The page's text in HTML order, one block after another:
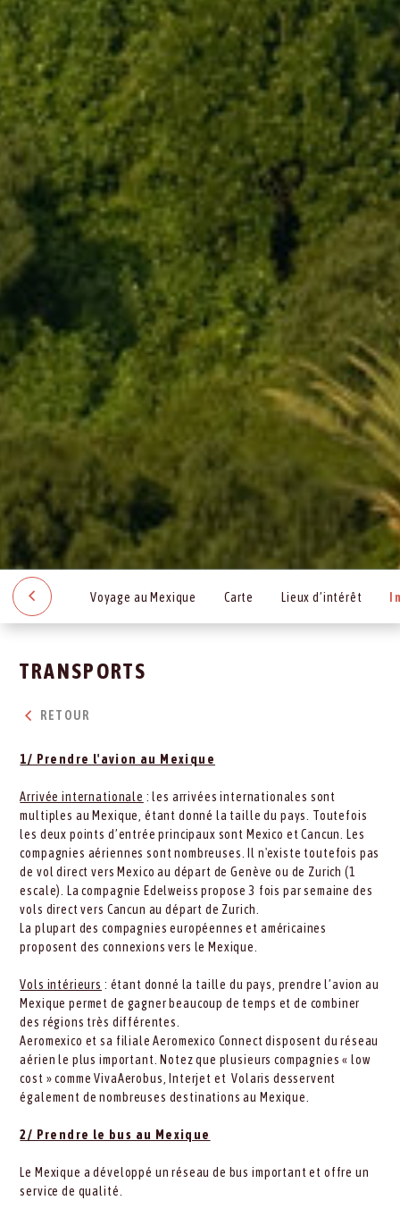
Voyage au Mexique Carte Lieux d’intérêt
TRANSPORTS
RETOUR
1/ Prendre l'avion au Mexique
Arrivée internationale : les arrivées internationales sont
multiples au Mexique, étant donné la taille du pays. Toutefois
les deux points d’entrée principaux sont Mexico et Cancun. Les
compagnies aériennes sont nombreuses. Il n'existe toutefois pas
de vol direct vers Mexico au départ de Genève ou de Zurich (1
escale). La compagnie Edelweiss propose 3 fois par semaine des
vols direct vers Cancun au départ de Zurich.
La plupart des compagnies européennes et américaines
proposent des connexions vers le Mexique.
Vols intérieurs : étant donné la taille du pays, prendre l’avion au
Mexique permet de gagner beaucoup de temps et de combiner
des régions très différentes.
Aeromexico et sa filiale Aeromexico Connect disposent du réseau
aérien le plus important. Notez que plusieurs compagnies « low
cost » comme VivaAerobus, Interjet et Volaris desservent
également de nombreuses destinations au Mexique.
2/ Prendre le bus au Mexique
Le Mexique a développé un réseau de bus important et offre un
service de qualité.